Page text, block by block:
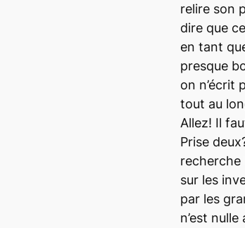
relire son
dire que
en tant
presque
on n’écrit
tout au
Allez! Il
Prise
recherche
sur les
par les
n’est